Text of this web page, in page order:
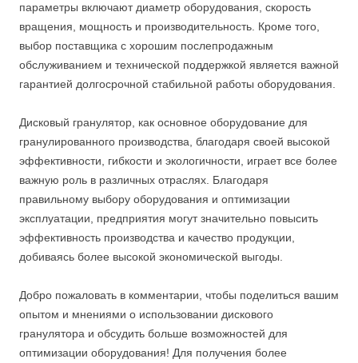
параметры включают диаметр оборудования, скорость
вращения, мощность и производительность. Кроме того,
выбор поставщика с хорошим послепродажным
обслуживанием и технической поддержкой является важной
гарантией долгосрочной стабильной работы оборудования.
Дисковый гранулятор, как основное оборудование для
гранулированного производства, благодаря своей высокой
эффективности, гибкости и экологичности, играет все более
важную роль в различных отраслях. Благодаря
правильному выбору оборудования и оптимизации
эксплуатации, предприятия могут значительно повысить
эффективность производства и качество продукции,
добиваясь более высокой экономической выгоды.
Добро пожаловать в комментарии, чтобы поделиться вашим
опытом и мнениями о использовании дискового
гранулятора и обсудить больше возможностей для
оптимизации оборудования! Для получения более